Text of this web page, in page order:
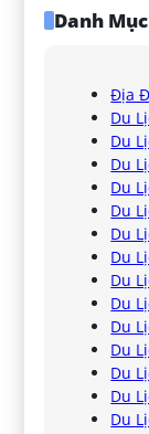
Danh Mục
Địa
Du
Du
Du
Du
Du
Du
Du
Du
Du
Du
Du
Du
Du
Du